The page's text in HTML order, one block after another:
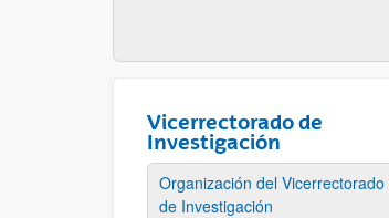
Vicerrectorado de
Investigación
Organización del Vicerrectorado
de Investigación